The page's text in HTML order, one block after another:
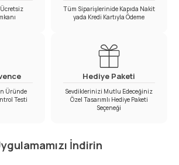
Tüm Siparişlerinide Kapıda Nakit
yada Kredi Kartıyla Ödeme
Üründe
Testi
Hediye Paketi
Sevdiklerinizi Mutlu Edeceğiniz
Özel Tasarımlı Hediye Paketi
Seçeneği
İndirin